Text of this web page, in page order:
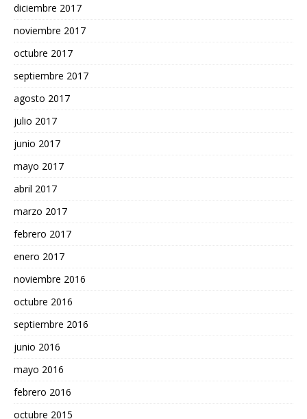
diciembre 2017
noviembre 2017
octubre 2017
septiembre 2017
agosto 2017
julio 2017
junio 2017
mayo 2017
abril 2017
marzo 2017
febrero 2017
enero 2017
noviembre 2016
octubre 2016
septiembre 2016
junio 2016
mayo 2016
febrero 2016
octubre 2015